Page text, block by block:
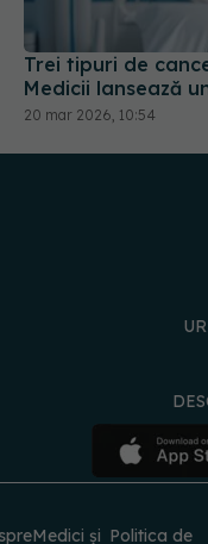
Trei tipuri de
Medicii lansează
20 mar 2026, 10:54
Medici și Politica de